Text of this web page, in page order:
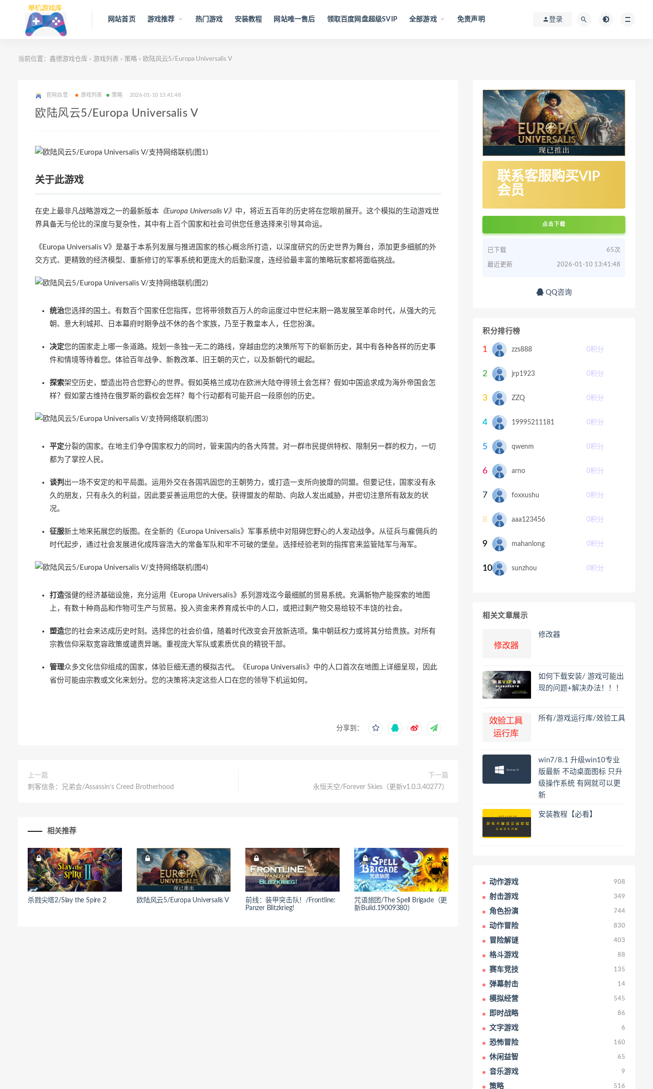
网站首页 游戏推荐 热门游戏 安装教程 网站唯一售后 领取百度网盘超级SVIP 全部游戏 免责声明 登录
当前位置： 鑫德游戏仓库 > 游戏列表 > 策略 > 欧陆风云5/Europa Universalis V
官网自营 游戏列表 策略 2026-01-10 13:41:48
欧陆风云5/Europa Universalis V
关于此游戏
在史上最非凡战略游戏之一的最新版本 《Europa Universalis V》 中，将近五百年的历史将在您眼前展开。这个模拟的生动游戏世
界具备无与伦比的深度与复杂性，其中有上百个国家和社会可供您任意选择来引导其命运。
《Europa Universalis V》是基于本系列发展与推进国家的核心概念所打造，以深度研究的历史世界为舞台，添加更多细腻的外
交方式、更精致的经济模型、重新修订的军事系统和更庞大的后勤深度，连经验最丰富的策略玩家都将面临挑战。
统治您选择的国土。有数百个国家任您指挥，您将带领数百万人的命运度过中世纪末期一路发展至革命时代，从强大的元
朝、意大利城邦、日本幕府时期争战不休的各个家族，乃至于教皇本人，任您扮演。
决定您的国家走上哪一条道路。规划一条独一无二的路线，穿越由您的决策所写下的崭新历史，其中有各种各样的历史事
件和情境等待着您。体验百年战争、新教改革、旧王朝的灭亡，以及新朝代的崛起。
探索架空历史，塑造出符合您野心的世界。假如英格兰成功在欧洲大陆夺得领土会怎样？假如中国追求成为海外帝国会怎
样？假如蒙古维持在俄罗斯的霸权会怎样？每个行动都有可能开启一段原创的历史。
平定分裂的国家。在地主们争夺国家权力的同时，管束国内的各大阵营。对一群市民提供特权、限制另一群的权力，一切
都为了掌控人民。
谈判 出一场不安定的和平局面。运用外交在各国巩固您的王朝势力，或打造一支所向披靡的同盟。但要记住，国家没有永
久的朋友，只有永久的利益，因此要妥善运用您的大使。获得盟友的帮助、向敌人发出威胁，并密切注意所有敌友的状
况。
征服新土地来拓展您的版图。在全新的《Europa Universalis》军事系统中对阻碍您野心的人发动战争。从征兵与雇佣兵的
时代起步，通过社会发展进化成阵容浩大的常备军队和牢不可破的堡垒。选择经验老到的指挥官来监管陆军与海军。
打造强健的经济基础设施，充分运用《Europa Universalis》系列游戏迄今最细腻的贸易系统。充满新物产能探索的地图
上，有数十种商品和作物可生产与贸易。投入资金来养育成长中的人口，或把过剩产物交易给较不丰饶的社会。
塑造您的社会来达成历史时刻。选择您的社会价值，随着时代改变会开放新选项。集中朝廷权力或将其分给贵族。对所有
宗教信仰采取宽容政策或谴责异端。重视庞大军队或素质优良的精锐干部。
管理众多文化信仰组成的国家，体验巨细无遗的模拟古代。《Europa Universalis》中的人口首次在地图上详细呈现，因此
省份可能由宗教或文化来划分。您的决策将决定这些人口在您的领导下机运如何。
分享到：
上一篇
刺客信条：兄弟会/Assassin’s Creed Brotherhood
下一篇
永恒天空/Forever Skies（更新v1.0.3.40277）
相关推荐
杀戮尖塔2/Slay the Spire 2 欧陆风云5/Europa Universalis V
前线：装甲突击队！/Frontline:
Panzer Blitzkrieg!
咒语旅团/The Spell Brigade（更
新Build.19009380）
联系客服购买VIP
会员
点击下载
已下载 65次
最近更新 2026-01-10 13:41:48
QQ咨询
积分排行榜
1 zzs888 0积分
2 jrp1923 0积分
3 ZZQ 0积分
4 19995211181 0积分
5 qwenm 0积分
6 arno 0积分
7 foxxushu 0积分
8 aaa123456 0积分
9 mahanlong 0积分
10 sunzhou 0积分
相关文章展示
修改器
如何下载安装/ 游戏可能出
现的问题+解决办法！！！
所有/游戏运行库/效验工具
win7/8.1 升级win10专业
版最新 不动桌面图标 只升
级操作系统 有网就可以更
新
安装教程【必看】
动作游戏 908
射击游戏 349
角色扮演 744
动作冒险 830
冒险解谜 403
格斗游戏 88
赛车竞技 135
弹幕射击 14
模拟经营 545
即时战略 86
文字游戏 6
恐怖冒险 160
休闲益智 65
音乐游戏 9
策略 516